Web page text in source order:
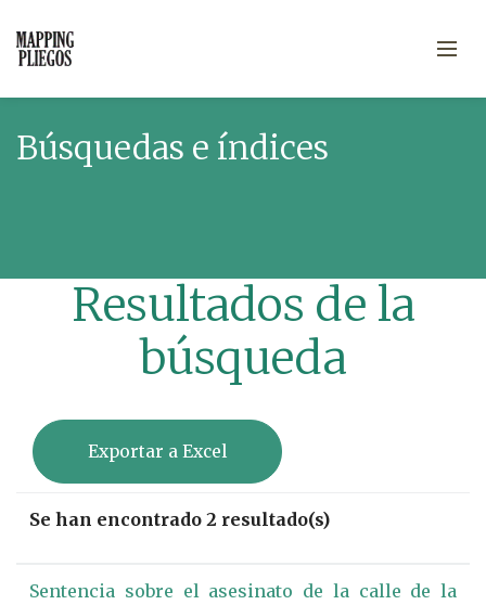
Búsquedas e índices
Resultados de la
búsqueda
Exportar a Excel
Se han encontrado 2 resultado(s)
Sentencia sobre el asesinato de la calle de la